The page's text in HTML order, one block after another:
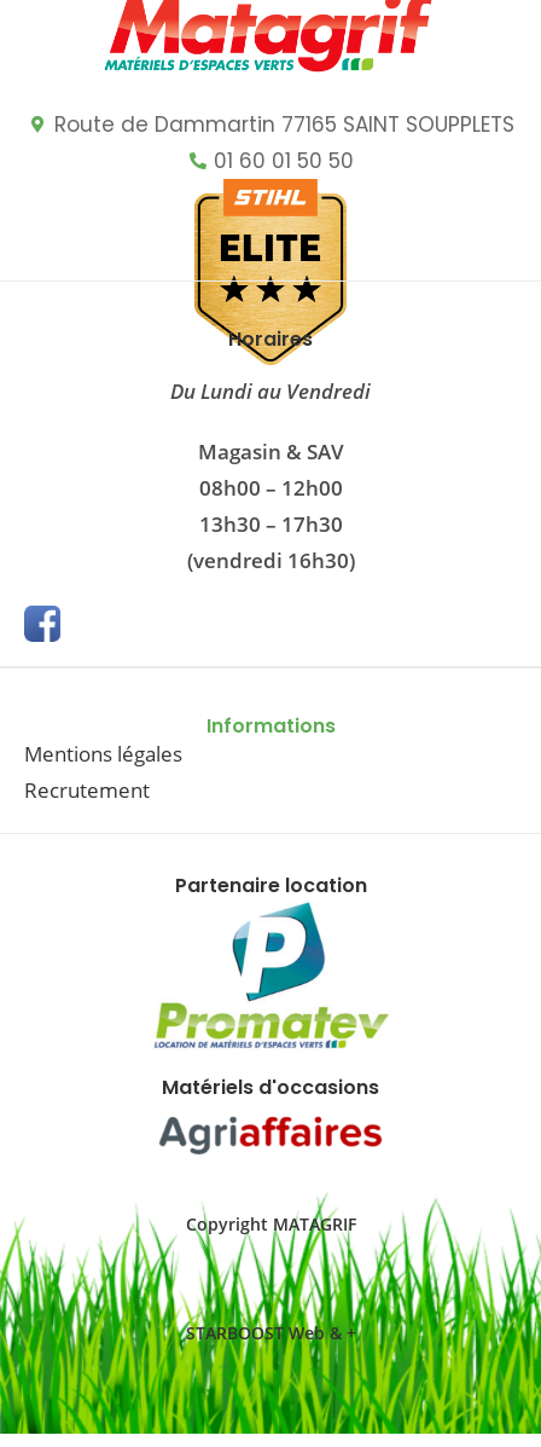
Route de Dammartin 77165 SAINT SOUPPLETS
01 60 01 50 50
Horaires
Du Lundi au Vendredi
Magasin & SAV
08h00 – 12h00
13h30 – 17h30
(vendredi 16h30)
Informations
Mentions légales
Recrutement
Partenaire location
Matériels d'occasions
Copyright MATAGRIF
STARBOOST Web & +